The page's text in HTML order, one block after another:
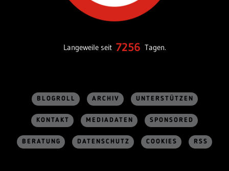
Langeweile seit 7256 Tagen.
BLOGROLL ARCHIV UNTERSTÜTZEN
KONTAKT MEDIADATEN SPONSORED
BERATUNG DATENSCHUTZ COOKIES RSS